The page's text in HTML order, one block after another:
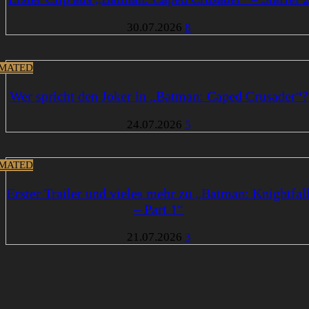
30.07.2026 8
Wer spricht den Joker in „Batman: Caped Crusader“?
24.07.2026 5
Erster Trailer und vieles mehr zu „Batman:
– Part 1“
21.07.2026 3